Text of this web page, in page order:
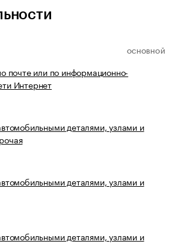
ОСНОВНОЙ
почте или по информационно-
Интернет
деталями, узлами и
деталями, узлами и
деталями, узлами и